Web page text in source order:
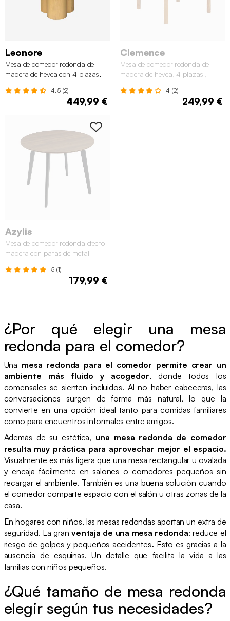
Leonore
Mesa de comedor redonda de
madera de hevea con 4 plazas,
4.5 (2)
449,99 €
Clemence
Mesa de comedor redonda de
madera de hevea, 4 plazas ,
4 (2)
249,99 €
Azylis
Mesa de comedor redonda efecto
madera con patas de metal
5 (1)
179,99 €
¿Por qué elegir una mesa
redonda para el comedor?
Una mesa redonda para el comedor permite crear un
ambiente más fluido y acogedor, donde todos los
comensales se sienten incluidos. Al no haber cabeceras, las
conversaciones surgen de forma más natural, lo que la
convierte en una opción ideal tanto para comidas familiares
como para encuentros informales entre amigos.
Además de su estética, una mesa redonda de comedor
resulta muy práctica para aprovechar mejor el espacio.
Visualmente es más ligera que una mesa rectangular u ovalada
y encaja fácilmente en salones o comedores pequeños sin
recargar el ambiente. También es una buena solución cuando
el comedor comparte espacio con el salón u otras zonas de la
casa.
En hogares con niños, las mesas redondas aportan un extra de
seguridad. La gran ventaja de una mesa redonda: reduce el
riesgo de golpes y pequeños accidentes. Esto es gracias a la
ausencia de esquinas. Un detalle que facilita la vida a las
familias con niños pequeños.
¿Qué tamaño de mesa redonda
elegir según tus necesidades?